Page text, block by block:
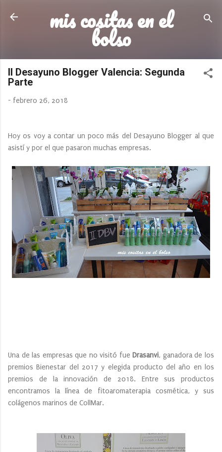
Ir al contenido principal
mis cositas en el
bolso
II Desayuno Blogger Valencia: Segunda
Parte
- febrero 26, 2018
Hoy os voy a contar un poco más del Desayuno Blogger al que
asistí y por el que pasaron muchas empresas.
Una de las empresas que no visitó fue Drasanvi, ganadora de los
premios Bienestar del 2017 y elegida producto del año en los
premios de la innovación de 2018. Entre sus productos
encontramos la línea de fitoaromaterapia cosmética, y sus
colágenos marinos de CollMar.